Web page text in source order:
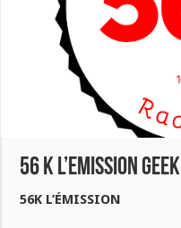
56 K L’EMISSION GEEK
56K L’ÉMISSION